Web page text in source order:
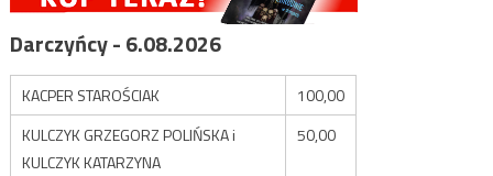
Darczyńcy - 6.08.2026
KACPER STAROŚCIAK
100,00
KULCZYK GRZEGORZ POLIŃSKA i
KULCZYK KATARZYNA
50,00